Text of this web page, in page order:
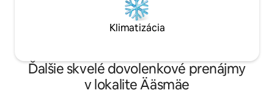
Klimatizácia
Ďalšie skvelé dovolenkové prenájmy
v lokalite Ääsmäe